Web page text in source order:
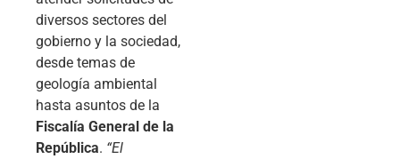
diversos sectores del
gobierno y la sociedad,
desde temas de
geología ambiental
hasta asuntos de la
Fiscalía General de la
República. “El